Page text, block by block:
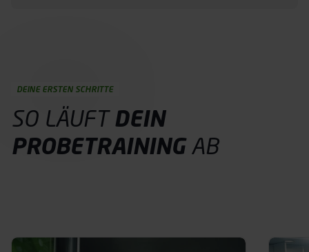
DEINE ERSTEN SCHRITTE
SO LÄUFT DEIN
PROBETRAINING AB